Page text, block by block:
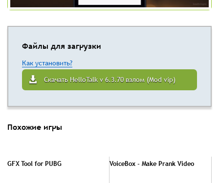
Файлы для загрузки
Как установить?
Скачать HelloTalk v 6.3.70 взлом (Mod vip)
Похожие игры
GFX Tool for PUBG VoiceBox - Make Prank Video